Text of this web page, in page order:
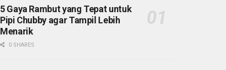
5 Gaya Rambut yang Tepat untuk
Pipi Chubby agar Tampil Lebih
Menarik
0 SHARES